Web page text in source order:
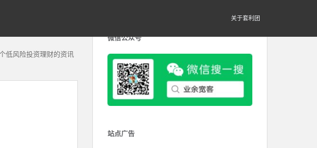
关于套利团
低风险投资理财的资讯
微信公众号
站点广告